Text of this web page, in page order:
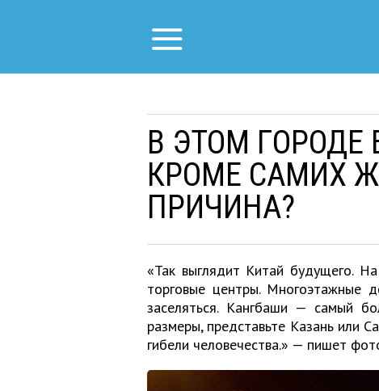
В ЭТОМ ГОРОДЕ
КРОМЕ САМИХ
ПРИЧИНА?
«Так выглядит Китай будущего.
торговые центры. Многоэтажные
заселяться. Кангбаши — самый
размеры, представьте Казань или
гибели человечества.» — пишет